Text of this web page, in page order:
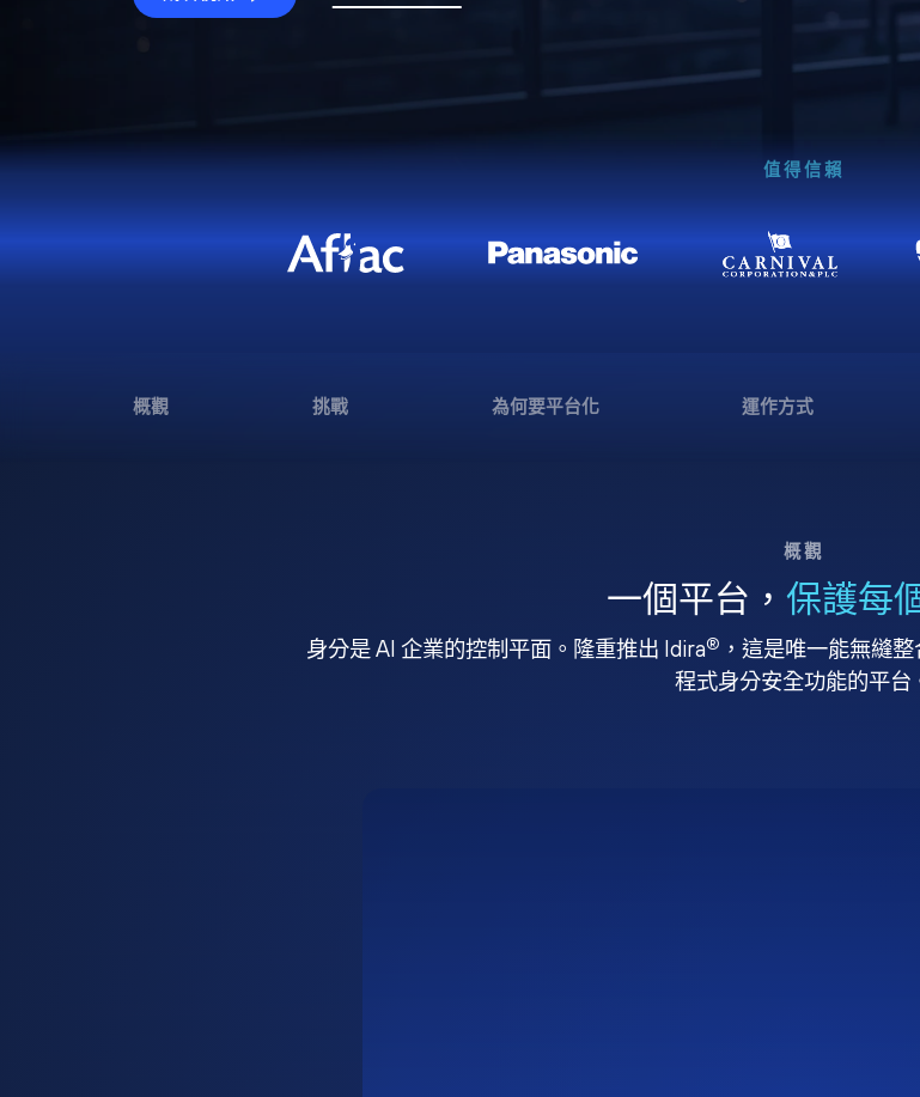
值得信賴
概觀 挑戰 為何要平台化 運作方式
概觀
一個平台， 保護每
身分是 AI 企業的控制平面。隆重推出 Idira® ，這是唯一能無縫
程式身分安全功能的平台